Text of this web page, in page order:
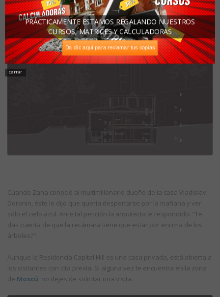
Cuando Zaha conoció al multimillonario dueño de la casa Vladislav
Doronin, éste le dijo que quería despertarse por la mañana y ver
sólo el cielo azul. Ante tal petición la arquitecta le respondido: "Te
das cuenta de que la recámara tiene que estar por encima de los
árboles?".
Aunque la Residencia Capital Hill es una casa privada, está abierta a
los visitantes con cita previa. Si alguna vez te encuentra en la zona
de Moscú, no dejes de solicitar una visita.
cerrar
Da clic aquí para reclamar tus copias
PRÁCTICAMENTE ESTAMOS REGALANDO NUESTROS
CURSOS, MATRICES Y CALCULADORAS